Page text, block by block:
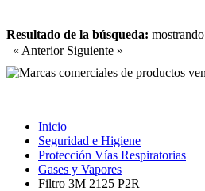
Resultado de la búsqueda: mostrando
« Anterior Siguiente »
Inicio
Seguridad e Higiene
Protección Vías Respiratorias
Gases y Vapores
Filtro 3M 2125 P2R